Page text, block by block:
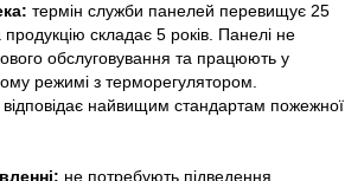
термін служби панелей перевищує 25
продукцію складає 5 років. Панелі не
обслуговування та працюють у
режимі з терморегулятором.
відповідає найвищим стандартам пожежної
не потребують підведення